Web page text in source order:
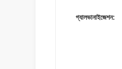
গ্যালভানাইজেশন: